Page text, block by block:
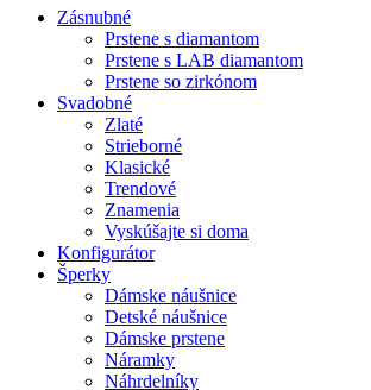
Zásnubné
Prstene s diamantom
Prstene s LAB diamantom
Prstene so zirkónom
Svadobné
Zlaté
Strieborné
Klasické
Trendové
Znamenia
Vyskúšajte si doma
Konfigurátor
Šperky
Dámske náušnice
Detské náušnice
Dámske prstene
Náramky
Náhrdelníky